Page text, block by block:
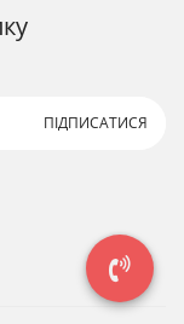
ПІДПИСАТИСЯ